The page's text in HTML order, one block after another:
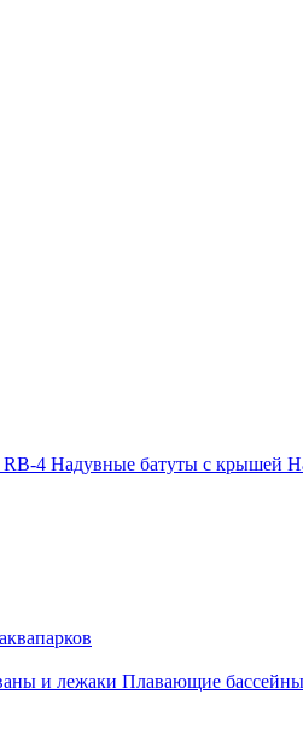
RB-4 Надувные батуты с крышей
и лежаки Плавающие бассейны